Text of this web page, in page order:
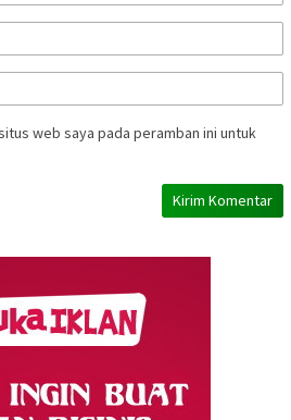
web saya pada peramban ini untuk